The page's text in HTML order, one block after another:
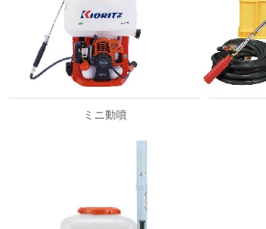
ミニ動噴